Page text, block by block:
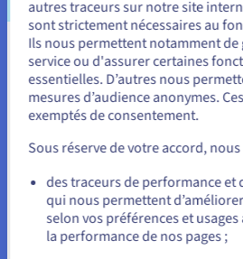
Évolutive
Il n'y a pas besoin d'anticiper la
les ressources supplémentaires
répondreàvos besoinsen
automatiser et orchestrer votre
des interface que vous connaissez
Hautement disponible
Vous semblez être
Unis.
Pour commander, rendez-vous sur le
Allez sur le site États-Unis
us.ovhcloud.com/
Anglais
ou
autres traceurs sur notre site
sont strictement nécessaires au
Ils nous permettent notamment
service ou d'assurer certaines
essentielles. D’autres nous
mesures d’audience anonymes.
exemptés de consentement.
Sous réserve de votre accord,
des traceurs de performance et
qui nous permettent
selon vos préférences et
la performance de nos pages ;